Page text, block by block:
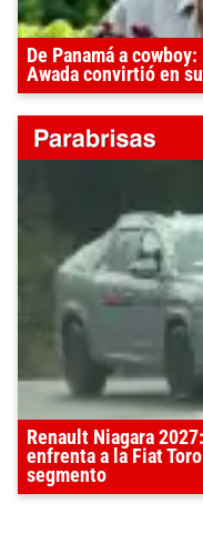
De Panamá a
Awada convirtió en
Renault Niagara
enfrenta a la Fiat
segmento